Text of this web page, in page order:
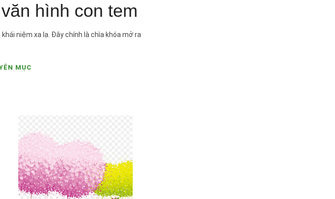
hình con tem
niệm xa lạ. Đây chính là chìa khóa mở ra
MỤC